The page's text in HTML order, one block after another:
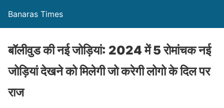
Banaras Times
बॉलीवुड की नई जोड़ियां: 2024 में 5 रोमांचक नई
जोड़ियां देखने को मिलेगी जो करेगी लोगो के दिल पर
राज